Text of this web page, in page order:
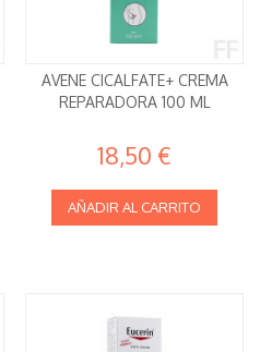
AVENE CICALFATE+ CREMA
REPARADORA 100 ML
18,50 €
AÑADIR AL CARRITO